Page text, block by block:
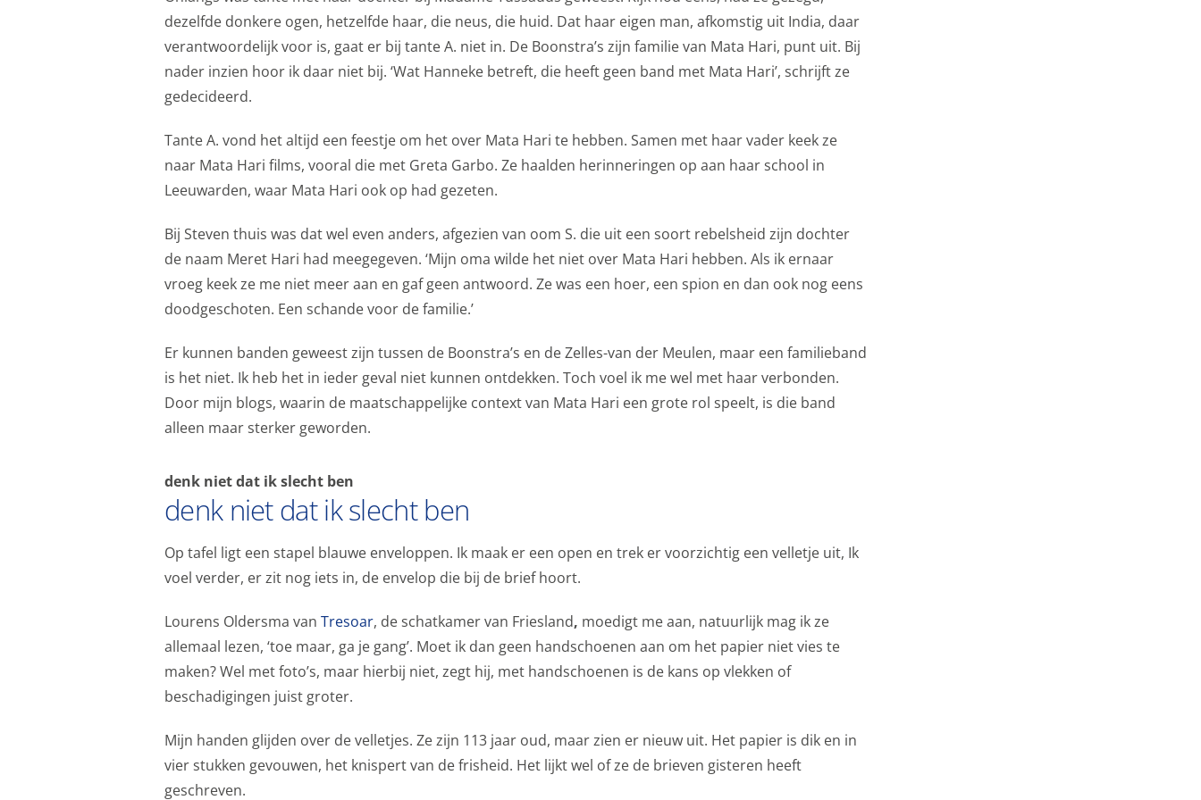
dezelfde donkere ogen, hetzelfde haar, die neus, die huid. Dat haar eigen man, afkomstig uit India, daar
verantwoordelijk voor is, gaat er bij tante A. niet in. De Boonstra’s zijn familie van Mata Hari, punt uit. Bij
nader inzien hoor ik daar niet bij. ‘Wat Hanneke betreft, die heeft geen band met Mata Hari’, schrijft ze
gedecideerd.
Tante A. vond het altijd een feestje om het over Mata Hari te hebben. Samen met haar vader keek ze
naar Mata Hari films, vooral die met Greta Garbo. Ze haalden herinneringen op aan haar school in
Leeuwarden, waar Mata Hari ook op had gezeten.
Bij Steven thuis was dat wel even anders, afgezien van oom S. die uit een soort rebelsheid zijn dochter
de naam Meret Hari had meegegeven. ‘Mijn oma wilde het niet over Mata Hari hebben. Als ik ernaar
vroeg keek ze me niet meer aan en gaf geen antwoord. Ze was een hoer, een spion en dan ook nog eens
doodgeschoten. Een schande voor de familie.’
Er kunnen banden geweest zijn tussen de Boonstra’s en de Zelles-van der Meulen, maar een familieband
is het niet. Ik heb het in ieder geval niet kunnen ontdekken. Toch voel ik me wel met haar verbonden.
Door mijn blogs, waarin de maatschappelijke context van Mata Hari een grote rol speelt, is die band
alleen maar sterker geworden.
denk niet dat ik slecht ben
denk niet dat ik slecht ben
Op tafel ligt een stapel blauwe enveloppen. Ik maak er een open en trek er voorzichtig een velletje uit, Ik
voel verder, er zit nog iets in, de envelop die bij de brief hoort.
Lourens Oldersma van Tresoar, de schatkamer van Friesland, moedigt me aan, natuurlijk mag ik ze
allemaal lezen, ‘toe maar, ga je gang’. Moet ik dan geen handschoenen aan om het papier niet vies te
maken? Wel met foto’s, maar hierbij niet, zegt hij, met handschoenen is de kans op vlekken of
beschadigingen juist groter.
Mijn handen glijden over de velletjes. Ze zijn 113 jaar oud, maar zien er nieuw uit. Het papier is dik en in
vier stukken gevouwen, het knispert van de frisheid. Het lijkt wel of ze de brieven gisteren heeft
geschreven.
naar Google voor online advertentiedoeleinden.
Gedeelde klantinformatie